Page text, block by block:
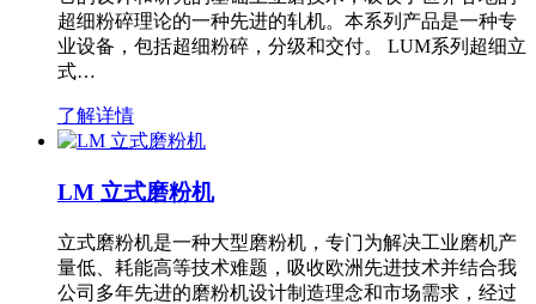
超细粉碎理论的一种先进的轧机。本系列产品是一种专
业设备，包括超细粉碎，分级和交付。 LUM系列超细立
式…
了解详情
LM 立式磨粉机
立式磨粉机是一种大型磨粉机，专门为解决工业磨机产
量低、耗能高等技术难题，吸收欧洲先进技术并结合我
公司多年先进的磨粉机设计制造理念和市场需求，经过